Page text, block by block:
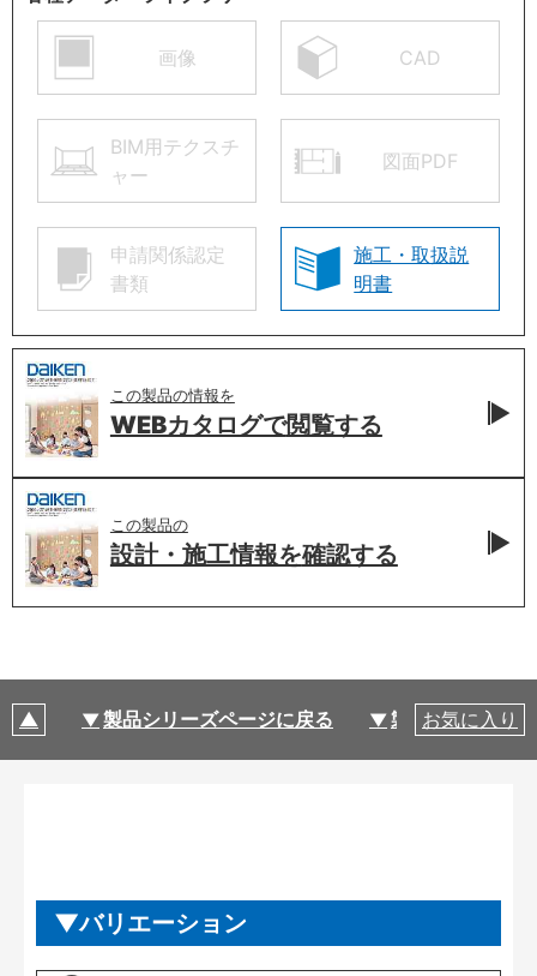
画像 CAD
BIM用テクスチ
ャー
図面PDF
申請関係認定
書類
施工・取扱説
明書
この製品の情報を
WEBカタログで閲覧する
この製品の
設計・施工情報を確認する
製品シリーズページに戻る 製品仕様
お気に入り
バリエーション